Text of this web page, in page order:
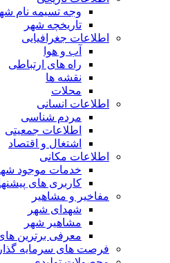
وجه تسیمه نام شهر
تاریخچه شهر
اطلاعات جغرافیایی
آب و هوا
راه های ارتباطی
نقشه ها
محلات
اطلاعات انسانی
مردم شناسی
اطلاعات جمعیتی
اشتغال و اقتصاد
اطلاعات مکانی
خدمات موجود شهر
کاربری های
مفاخیر و مشاهیر
شهدای شهر
مشاهیر شهر
معرفی برترین های
فرصت های سرمایه گذاری